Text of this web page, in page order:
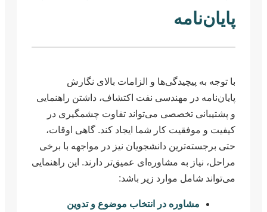
پایان‌نامه
با توجه به پیچیدگی‌ها و الزامات بالای نگارش
پایان‌نامه در مهندسی نفت اکتشاف، داشتن راهنمایی
و پشتیبانی تخصصی می‌تواند تفاوت چشمگیری در
کیفیت و موفقیت کار شما ایجاد کند. گاهی اوقات،
حتی برجسته‌ترین دانشجویان نیز در مواجهه با برخی
مراحل، نیاز به مشاوره‌ای عمیق‌تر دارند. این راهنمایی
می‌تواند شامل موارد زیر باشد:
مشاوره در انتخاب موضوع و تدوین